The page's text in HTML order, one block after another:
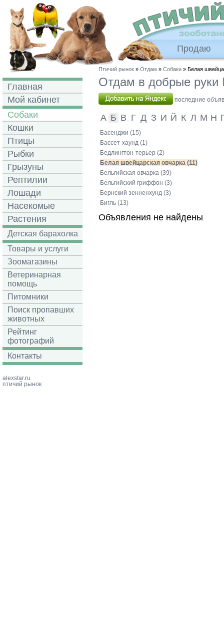
Продаю
Главная
Мой кабинет
Собаки
Кошки
Птицы
Рыбки
Грызуны
Рептилии
Лошади
Насекомые
Растения
Детская барахолка
Товары и услуги
Зоомагазины
Ветеринарная
помощь
Питомники
Поиск пропавших
животных
Рейтинг
фотографий
Контакты
Птичий рынок » Отдам » Собаки » Белая
Отдам в добрые руки
последние
А Б В Г Д З И Й К Л М Н
Басенджи (15)
Бассет-хаунд (1)
Бедлингтон-терьер (2)
Белая швейцарская овчарка (11)
Бельгийская овчарка (39)
Бельгийский гриффон (3)
Бернский зенненхунд (3)
Бигль (13)
Объявления не найдены
alexstar.ru
птичий рынок